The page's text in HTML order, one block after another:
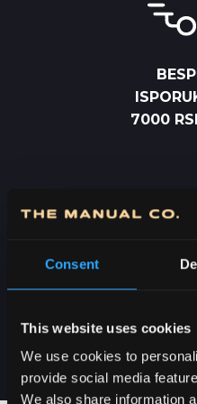
Consent
This website uses cookies
We use cookies to
provide social media
We also share information
7000